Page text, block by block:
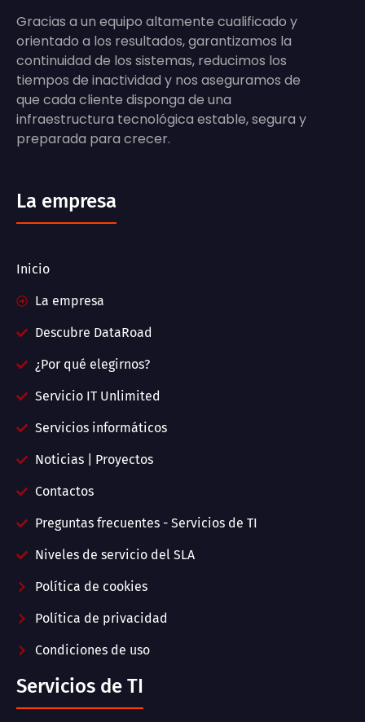
Gracias a un equipo altamente cualificado y
orientado a los resultados, garantizamos la
continuidad de los sistemas, reducimos los
tiempos de inactividad y nos aseguramos de
que cada cliente disponga de una
infraestructura tecnológica estable, segura y
preparada para crecer.
La empresa
Inicio
La empresa
Descubre DataRoad
¿Por qué elegirnos?
Servicio IT Unlimited
Servicios informáticos
Noticias | Proyectos
Contactos
Preguntas frecuentes - Servicios de TI
Niveles de servicio del SLA
Política de cookies
Política de privacidad
Condiciones de uso
Servicios de TI